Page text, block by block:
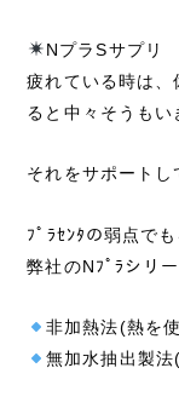
NプラSサプリ
疲れている時は、
ると中々そうもい
それをサポートし
ﾌﾟﾗｾﾝﾀの弱点で
弊社のNﾌﾟﾗシリ
非加熱法(熱を
無加水抽出製